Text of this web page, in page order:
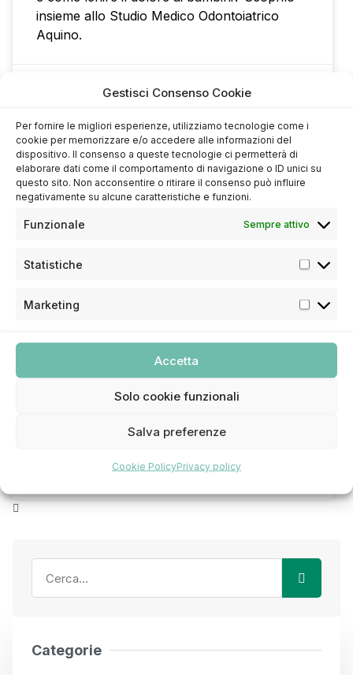
Gestisci Consenso Cookie
Per fornire le migliori esperienze, utilizziamo tecnologie come i
cookie per memorizzare e/o accedere alle informazioni del
dispositivo. Il consenso a queste tecnologie ci permetterà di
elaborare dati come il comportamento di navigazione o ID unici su
questo sito. Non acconsentire o ritirare il consenso può influire
negativamente su alcune caratteristiche e funzioni.
Funzionale Sempre attivo
Statistiche
Marketing
Accetta
Solo cookie funzionali
Salva preferenze
Cookie PolicyPrivacy policy
insieme allo Studio Medico Odontoiatrico
Aquino.
DENTI BAMBINI
Carie nei bambini: prevenzione,
La carie nei bambini è un problema molto
comune. Studio Medico Odontoiatrico Aquino
fare in caso di mal di denti da carie.
Categorie